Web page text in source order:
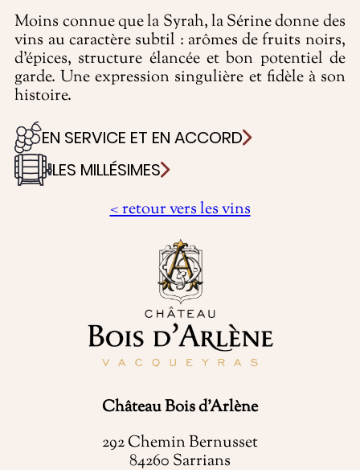
Moins connue que la Syrah, la Sérine donne des
vins au caractère subtil : arômes de fruits noirs,
d’épices, structure élancée et bon potentiel de
garde. Une expression singulière et fidèle à son
histoire.
EN SERVICE ET EN ACCORD
LES MILLÉSIMES
< retour vers les vins
Château Bois d’Arlène
292 Chemin Bernusset
84260 Sarrians